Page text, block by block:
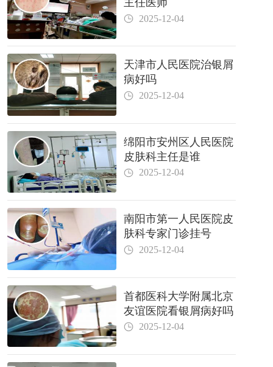
2025-12-04
天津市人民医院治银屑
病好吗
2025-12-04
绵阳市安州区人民医院
皮肤科主任是谁
2025-12-04
南阳市第一人民医院皮
肤科专家门诊挂号
2025-12-04
首都医科大学附属北京
友谊医院看银屑病好吗
2025-12-04